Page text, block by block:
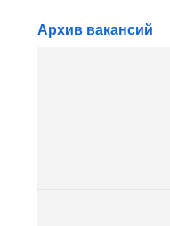
Архив вакансий